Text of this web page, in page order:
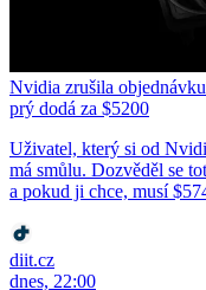
Nvidia zrušila
prý dodá za $5200
Uživatel, který si od
má smůlu. Dozvěděl se
a pokud ji chce, musí
diit.cz
dnes, 22:00